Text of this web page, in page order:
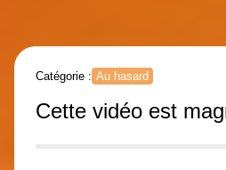
Catégorie : Au hasard
Cette vidéo est